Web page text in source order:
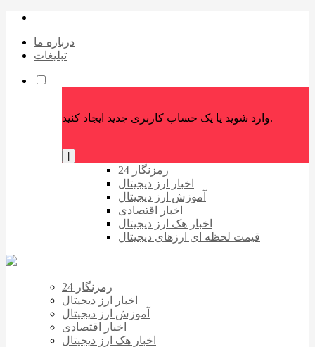
درباره ما
تبلیغات
وارد شوید یا یک حساب کاربری جدید ایجاد کنید.
رمزنگار 24
اخبار ارز دیجیتال
آموزش ارز دیجیتال
اخبار اقتصادی
اخبار هک ارز دیجیتال
قیمت لحظه ای ارزهای دیجیتال
رمزنگار 24
اخبار ارز دیجیتال
آموزش ارز دیجیتال
اخبار اقتصادی
اخبار هک ارز دیجیتال